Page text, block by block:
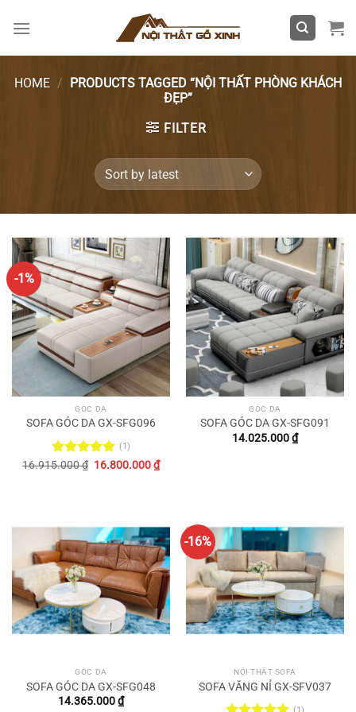
HOME / PRODUCTS TAGGED “NỘI THẤT PHÒNG KHÁCH
ĐẸP”
FILTER
-1%
GÓC DA
SOFA GÓC DA GX-SFG096
Rated5.00
(1)
16.915.000₫ Original
16.800.000₫Current
price
GÓC DA
SOFA GÓC DA GX-SFG091
14.025.000₫
GÓC DA
SOFA GÓC DA GX-SFG048
14.365.000₫
-16%
NỘI THẤT SOFA
SOFA VĂNG NỈ GX-SFV037
(1)